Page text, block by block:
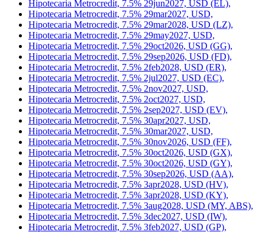
Hipotecaria Metrocredit, 7.5% 29jun2027, USD (EL),
Hipotecaria Metrocredit, 7.5% 29mar2027, USD,
Hipotecaria Metrocredit, 7.5% 29mar2028, USD (LZ),
Hipotecaria Metrocredit, 7.5% 29may2027, USD,
Hipotecaria Metrocredit, 7.5% 29oct2026, USD (GG),
Hipotecaria Metrocredit, 7.5% 29sep2026, USD (FD),
Hipotecaria Metrocredit, 7.5% 2feb2028, USD (ER),
Hipotecaria Metrocredit, 7.5% 2jul2027, USD (EC),
Hipotecaria Metrocredit, 7.5% 2nov2027, USD,
Hipotecaria Metrocredit, 7.5% 2oct2027, USD,
Hipotecaria Metrocredit, 7.5% 2sep2027, USD (EV),
Hipotecaria Metrocredit, 7.5% 30apr2027, USD,
Hipotecaria Metrocredit, 7.5% 30mar2027, USD,
Hipotecaria Metrocredit, 7.5% 30nov2026, USD (FF),
Hipotecaria Metrocredit, 7.5% 30oct2026, USD (GX),
Hipotecaria Metrocredit, 7.5% 30oct2026, USD (GY),
Hipotecaria Metrocredit, 7.5% 30sep2026, USD (AA),
Hipotecaria Metrocredit, 7.5% 3apr2028, USD (HV),
Hipotecaria Metrocredit, 7.5% 3apr2028, USD (KY),
Hipotecaria Metrocredit, 7.5% 3aug2028, USD (MY, ABS),
Hipotecaria Metrocredit, 7.5% 3dec2027, USD (IW),
Hipotecaria Metrocredit, 7.5% 3feb2027, USD (GP),